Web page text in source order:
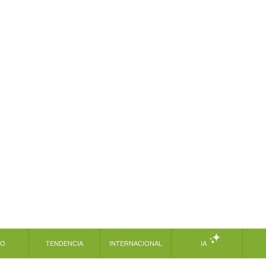
TENDENCIA INTERNACIONAL IA